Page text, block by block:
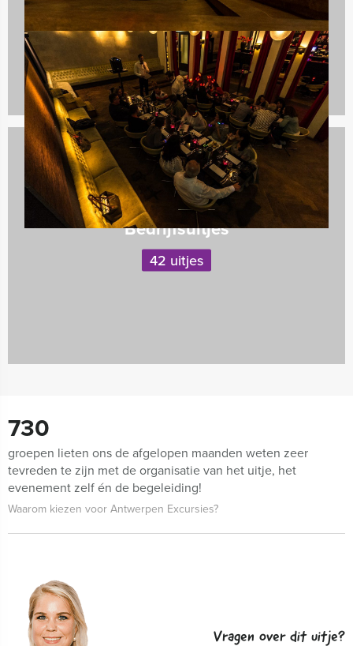
10 uitjes
Bedrijfsuitjes
42 uitjes
730
groepen lieten ons de afgelopen maanden weten zeer
tevreden te zijn met de organisatie van het uitje, het
evenement zelf én de begeleiding!
Waarom kiezen voor Antwerpen Excursies?
Vragen over dit uitje?